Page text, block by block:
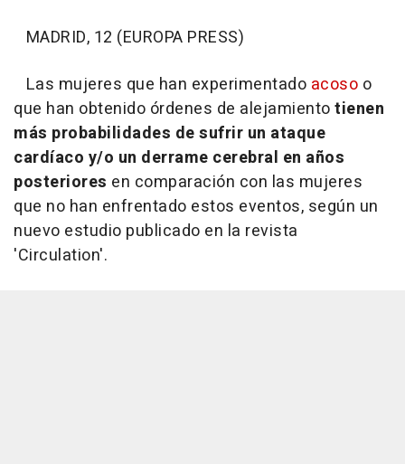
MADRID, 12 (EUROPA PRESS)
Las mujeres que han experimentado acoso o
que han obtenido órdenes de alejamientotienen
más probabilidades de sufrir un ataque
cardíaco y/o un derrame cerebral en años
posteriores en comparación con las mujeres
que no han enfrentado estos eventos, según un
nuevo estudio publicado en la revista
'Circulation'.